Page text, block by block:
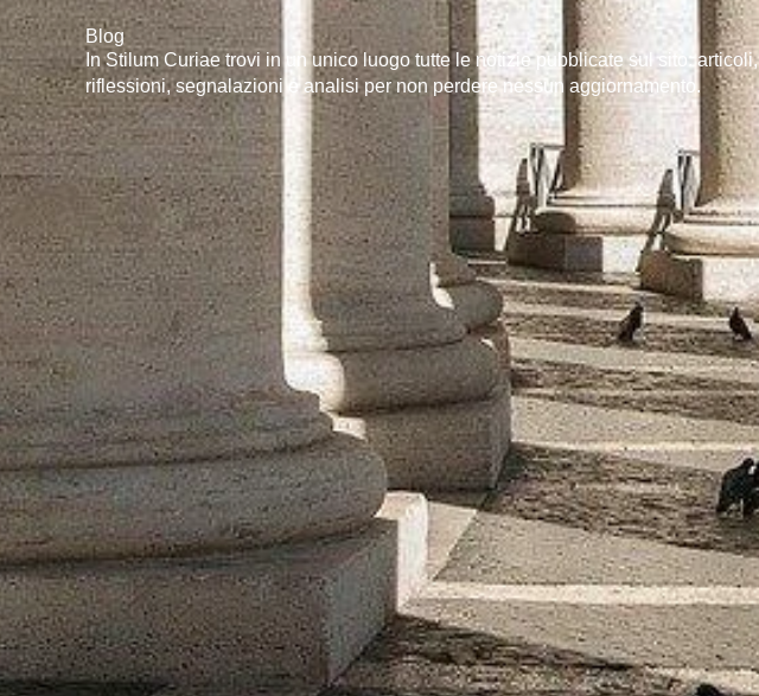
Blog
In Stilum Curiae trovi in un unico luogo tutte le notizie pubblicate sul sito: articoli,
riflessioni, segnalazioni e analisi per non perdere nessun aggiornamento.